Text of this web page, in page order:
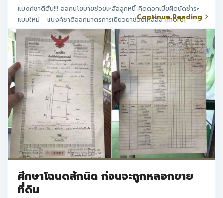
แบงค์ชาติตื่น!!! ออกนโยบายช่วยเหลือลูกหนี้ คิดดอกเบี้ยผิดนัดชำระ
แบบใหม่ แบงค์ชาติออกมาตรการเยียวยาช่วยเหลือล[more]
Continue Reading
ศึกษาโฉนดสักนิด ก่อนจะถูกหลอกขาย
ที่ดิน